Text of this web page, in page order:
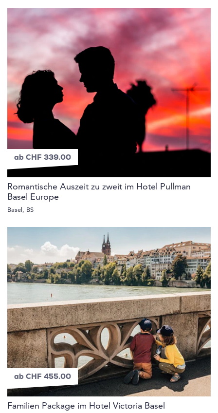
ab CHF 339.00
Romantische Auszeit zu zweit im Hotel Pullman
Basel Europe
Basel, BS
ab CHF 455.00
Familien Package im Hotel Victoria Basel